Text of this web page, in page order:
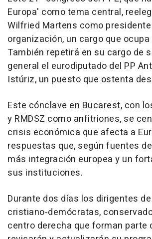
Europa' como tema central,
Wilfried Martens como
organización, un cargo que
También repetirá en su cargo de
general el eurodiputado del PP
Istúriz, un puesto que ostenta
Este cónclave en Bucarest, con
y RMDSZ como anfitriones, se
crisis económica que afecta a
respuestas que, según fuentes
más integración europea y un
sus instituciones.
Durante dos días los dirigentes
cristiano-demócratas,
centro derecha que forman parte